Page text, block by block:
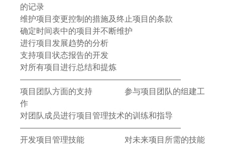
的记录
维护项目变更控制的措施及终止项目的条款
确定时间表中的项目并不断维护
进行项目发展趋势的分析
支持项目状态报告的开发
对所有项目进行总结和提炼
————————————————————
项目团队方面的支持 参与项目团队的组建工
作
对团队成员进行项目管理技术的训练和指导
————————————————————
开发项目管理技能 对未来项目所需的技能